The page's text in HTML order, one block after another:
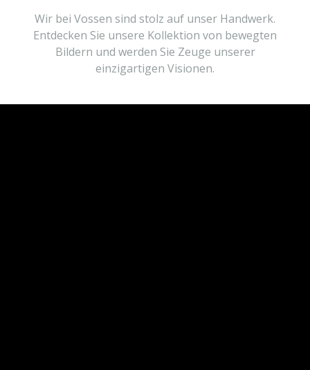
Wir bei Vossen sind stolz auf unser Handwerk.
Entdecken Sie unsere Kollektion von bewegten
Bildern und werden Sie Zeuge unserer
einzigartigen Visionen.